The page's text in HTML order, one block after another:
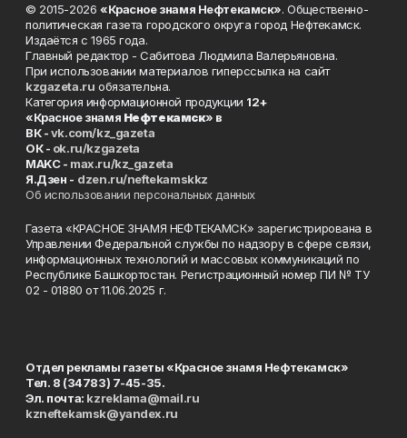
© 2015-2026 «Красное знамя Нефтекамск». Общественно-
политическая газета городского округа город Нефтекамск.
Издаётся с 1965 года.
Главный редактор - Сабитова Людмила Валерьяновна.
При использовании материалов гиперссылка на сайт
kzgazeta.ru обязательна.
Категория информационной продукции 12+
«Красное знамя Нефтекамск» в
ВК -vk.com/kz_gazeta
ОК - ok.ru/kzgazeta
MAKC - max.ru/kz_gazeta
Я.Дзен - dzen.ru/neftekamskkz
Об использовании персональных данных
Газета «КРАСНОЕ ЗНАМЯ НЕФТЕКАМСК» зарегистрирована в
Управлении Федеральной службы по надзору в сфере связи,
информационных технологий и массовых коммуникаций по
Республике Башкортостан. Регистрационный номер ПИ № ТУ
02 - 01880 от 11.06.2025 г.
Отдел рекламы газеты «Красное знамя Нефтекамск»
Тел. 8 (34783) 7-45-35.
Эл. почта: kzreklama@mail.ru
kzneftekamsk@yandex.ru